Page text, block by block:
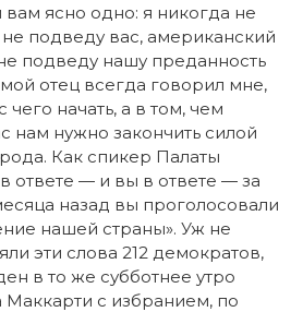
вам ясно одно: я никогда не
подведу вас, американский
подведу нашу преданность
отец всегда говорил мне,
чего начать, а в том, чем
нам нужно закончить силой
Как спикер Палаты
ответе — и вы в ответе — за
назад вы проголосовали
нашей страны». Уж не
эти слова 212 демократов,
в то же субботнее утро
с избранием, по